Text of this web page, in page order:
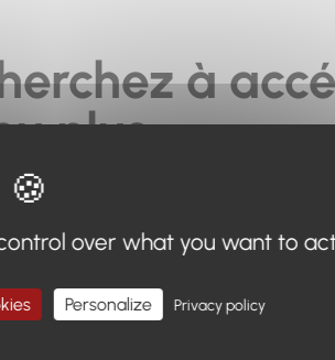
à
plus.
page, ou à utiliser le menu pour
l'accueilover what you want to
Personalize Privacy policy